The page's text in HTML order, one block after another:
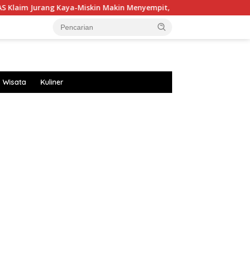
Kaya-Miskin Makin Menyempit, Faktanya Lebih Kompleks
Wisata Kuliner